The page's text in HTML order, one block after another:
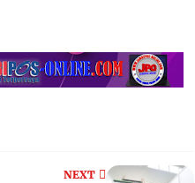
NEXT